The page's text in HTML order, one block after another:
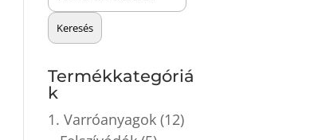
a
következőre:
Keresés
Termékkategóriá
k
1. Varróanyagok (12)